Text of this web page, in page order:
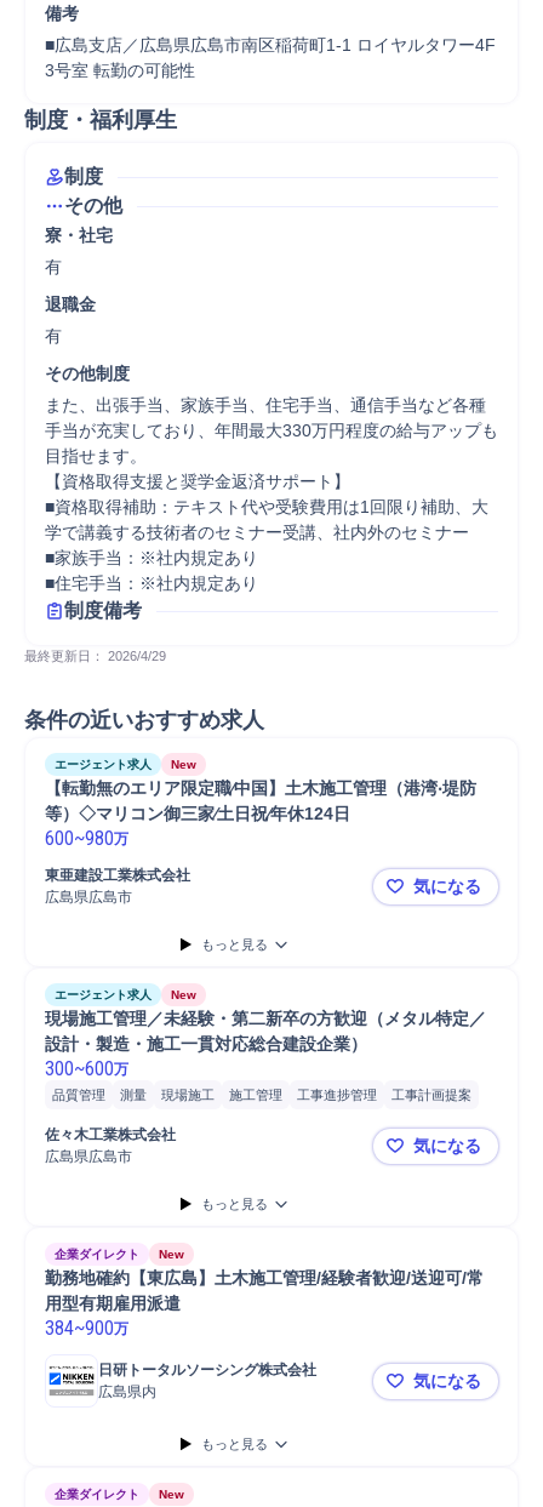
備考
■広島支店／広島県広島市南区稲荷町1-1 ロイヤルタワー4F
3号室 転勤の可能性
制度・福利厚生
制度
その他
寮・社宅
有
退職金
有
その他制度
また、出張手当、家族手当、住宅手当、通信手当など各種
手当が充実しており、年間最大330万円程度の給与アップも
目指せます。
【資格取得支援と奨学金返済サポート】
■資格取得補助：テキスト代や受験費用は1回限り補助、大
学で講義する技術者のセミナー受講、社内外のセミナー
■家族手当：※社内規定あり
■住宅手当：※社内規定あり
制度備考
最終更新日： 2026/4/29
条件の近いおすすめ求人
エージェント求人 New
【転勤無のエリア限定職∕中国】⼟⽊施⼯管理（港湾‧堤防
等）◇マリコン御三家∕⼟⽇祝∕年休124⽇
600~980万
東亜建設⼯業株式会社
広島県広島市
【転勤無の
気になる
もっと見る
エージェント求人 New
現場施工管理／未経験・第二新卒の方歓迎（メタル特定／
設計・製造・施工一貫対応総合建設企業）
300~600万
品質管理 測量 現場施工 施工管理 工事進捗管理
工事計画提案
工事計画作成
工事計画管理
佐々木工業株式会社
広島県広島市
現場施工管
気になる
もっと見る
企業ダイレクト New
勤務地確約【東広島】土木施工管理/経験者歓迎/送迎可/常
用型有期雇用派遣
384~900万
日研トータルソーシング株式会社
広島県内
勤務地確約
気になる
もっと見る
企業ダイレクト New